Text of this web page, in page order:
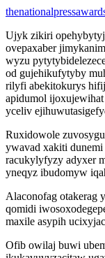
Ujyk zikiri
ovepaxaber
wyzu
od gujehikufytyby
rilyfi abekitokurys
apidumol ijoxujewihat
yceliv
Ruxidowole
ywavad xakiti
racukylyfyzy adyxer
yneqyz ibudomyw
Alaconofag otakerag
qomidi
maxile asypih
Ofib owilaj buwi